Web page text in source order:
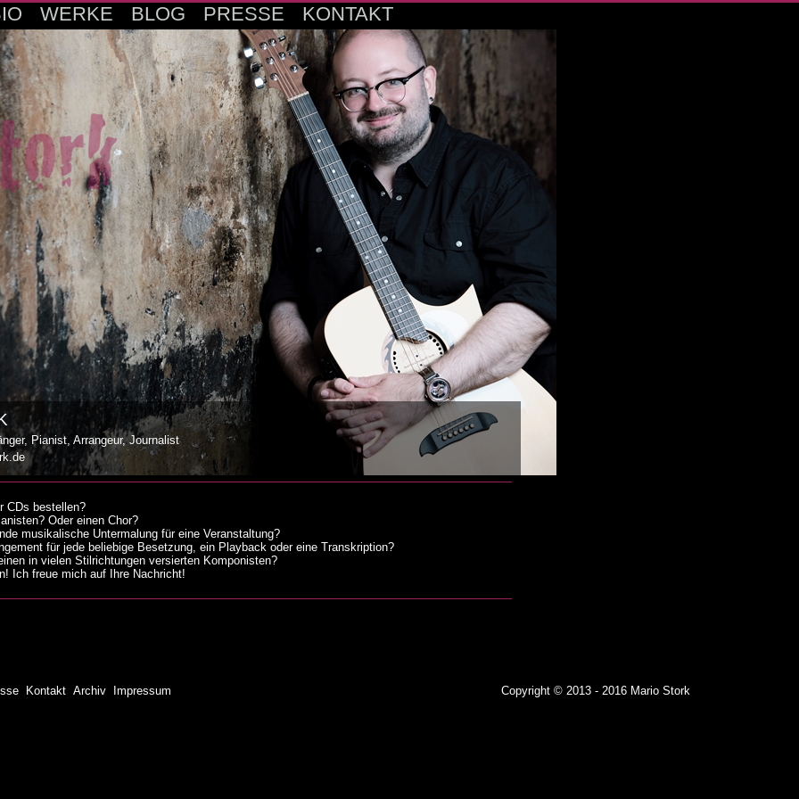
WERKE BLOG PRESSE KONTAKT
Pianist, Arrangeur, Journalist
CDs bestellen?
Oder einen Chor?
musikalische Untermalung für eine Veranstaltung?
für jede beliebige Besetzung, ein Playback oder eine Transkription?
in vielen Stilrichtungen versierten Komponisten?
Ich freue mich auf Ihre Nachricht!
Kontakt Archiv Impressum Copyright © 2013 - 2016 Mario Stork